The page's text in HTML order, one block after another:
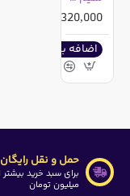
3,320,000ریال
اضافه به سبد خرید
حمل و نقل رایگان
میلیون تومان